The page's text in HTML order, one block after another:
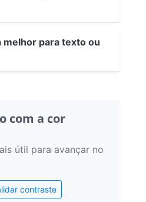
melhor para texto ou
com a cor
útil para avançar no
contraste